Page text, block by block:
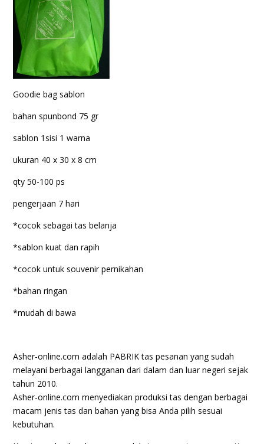
Goodie bag sablon
bahan spunbond 75 gr
sablon 1sisi 1 warna
ukuran 40 x 30 x 8 cm
qty 50-100 ps
pengerjaan 7 hari
*cocok sebagai tas belanja
*sablon kuat dan rapih
*cocok untuk souvenir pernikahan
*bahan ringan
*mudah di bawa
Asher-online.com adalah PABRIK tas pesanan yang sudah
melayani berbagai langganan dari dalam dan luar negeri sejak
tahun 2010.
Asher-online.com menyediakan produksi tas dengan berbagai
macam jenis tas dan bahan yang bisa Anda pilih sesuai
kebutuhan.